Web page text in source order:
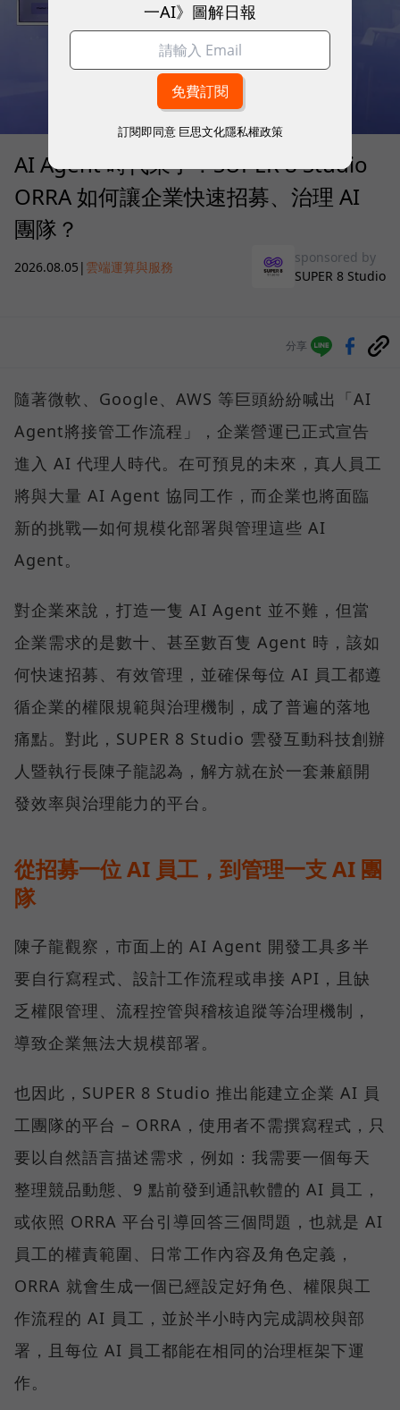
AI Agent 時代來了！SUPER 8 Studio
ORRA 如何讓企業快速招募、治理 AI
團隊？
2026.08.05 | 雲端運算與服務
sponsored by
SUPER 8 Studio
分享
隨著微軟、Google、AWS 等巨頭紛紛喊出「AI
Agent將接管工作流程」，企業營運已正式宣告
進入 AI 代理人時代。在可預見的未來，真人員工
將與大量 AI Agent 協同工作，而企業也將面臨
新的挑戰—如何規模化部署與管理這些 AI
Agent。
對企業來說，打造一隻 AI Agent 並不難，但當
企業需求的是數十、甚至數百隻 Agent 時，該如
何快速招募、有效管理，並確保每位 AI 員工都遵
循企業的權限規範與治理機制，成了普遍的落地
痛點。對此，SUPER 8 Studio 雲發互動科技創辦
人暨執行長陳子龍認為，解方就在於一套兼顧開
發效率與治理能力的平台。
從招募一位 AI 員工，到管理一支 AI 團
隊
陳子龍觀察，市面上的 AI Agent 開發工具多半
要自行寫程式、設計工作流程或串接 API，且缺
乏權限管理、流程控管與稽核追蹤等治理機制，
導致企業無法大規模部署。
也因此，SUPER 8 Studio 推出能建立企業 AI 員
工團隊的平台 – ORRA，使用者不需撰寫程式，只
要以自然語言描述需求，例如：我需要一個每天
整理競品動態、9 點前發到通訊軟體的 AI 員工，
或依照 ORRA 平台引導回答三個問題，也就是 AI
員工的權責範圍、日常工作內容及角色定義，
ORRA 就會生成一個已經設定好角色、權限與工
作流程的 AI 員工，並於半小時內完成調校與部
署，且每位 AI 員工都能在相同的治理框架下運
作。
一AI》圖解日報
訂閱即同意 巨思文化隱私權政策